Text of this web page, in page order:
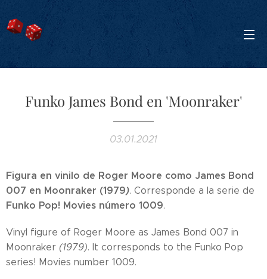
Funko James Bond en 'Moonraker'
03.01.2021
Figura en vinilo de Roger Moore como James Bond
007 en Moonraker (1979). Corresponde a la serie de
Funko Pop! Movies número 1009.
Vinyl figure of Roger Moore as James Bond 007 in
Moonraker (1979). It corresponds to the Funko Pop
series! Movies number 1009.